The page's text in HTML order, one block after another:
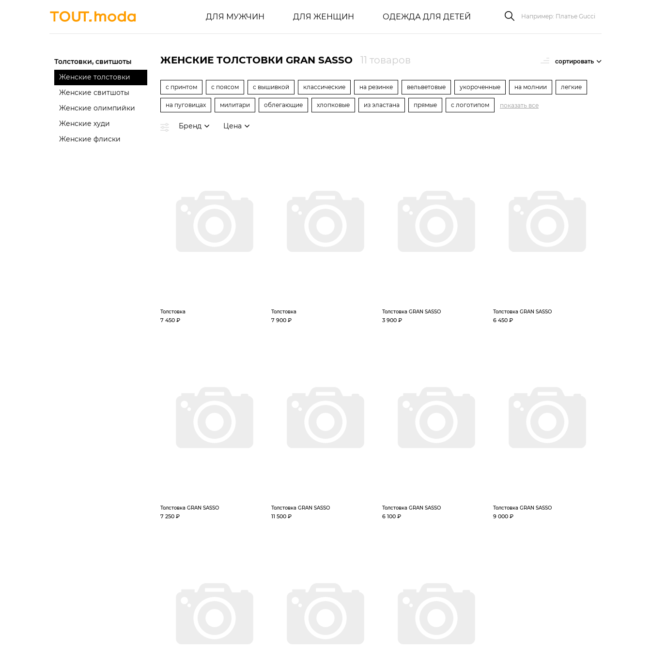
ДЛЯ МУЖЧИН ДЛЯ ЖЕНЩИН ОДЕЖДА ДЛЯ ДЕТЕЙ
Толстовки, свитшоты
Женские толстовки
Женские свитшоты
Женские олимпийки
Женские худи
Женские флиски
ЖЕНСКИЕ ТОЛСТОВКИ GRAN SASSO 11 товаров сортировать
с принтом с поясом с вышивкой классические на резинке вельветовые укороченные на молнии легкие
на пуговицах милитари облегающие хлопковые из эластана прямые с логотипом показать все
Бренд Цена
Толстовка
7 450 ₽
Толстовка
7 900 ₽
Толстовка GRAN SASSO
3 900 ₽
Толстовка GRAN SASSO
6 450 ₽
Толстовка GRAN SASSO
7 250 ₽
Толстовка GRAN SASSO
11 500 ₽
Толстовка GRAN SASSO
6 100 ₽
Толстовка GRAN SASSO
9 000 ₽